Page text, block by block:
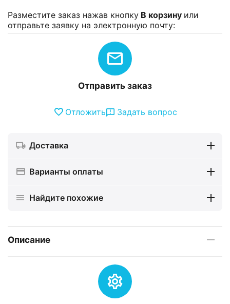
Разместите заказ нажав кнопку В корзину или
отправьте заявку на электронную почту:
Отправить заказ
Отложить Задать вопрос
Доставка
Варианты оплаты
Найдите похожие
Описание